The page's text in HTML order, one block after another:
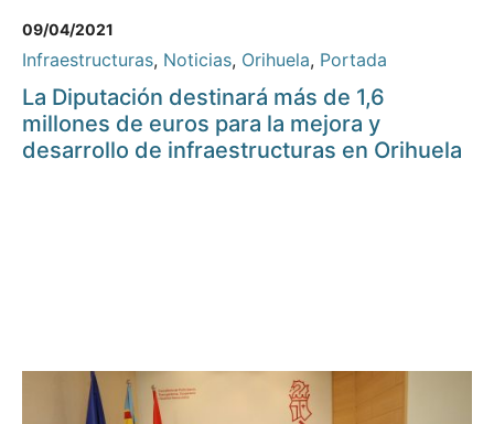
09/04/2021
Infraestructuras, Noticias, Orihuela, Portada
La Diputación destinará más de 1,6
millones de euros para la mejora y
desarrollo de infraestructuras en Orihuela